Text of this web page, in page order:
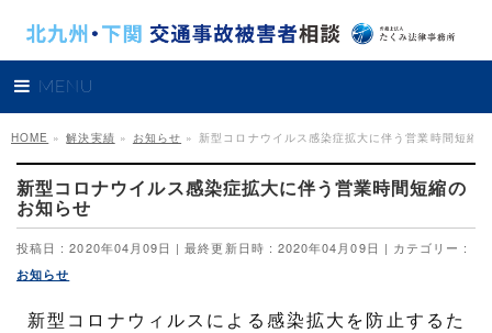
MENU
HOME » 解決実績 » お知らせ » 新型コロナウイルス感染症拡大に伴う営業時間短縮
新型コロナウイルス感染症拡大に伴う営業時間短縮の
お知らせ
投稿日 : 2020年04月09日 最終更新日時 : 2020年04月09日 カテゴリー :
お知らせ
新型コロナウィルスによる感染拡大を防止するた